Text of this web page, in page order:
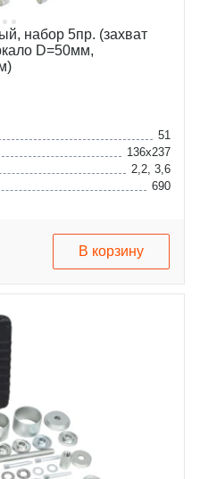
набор 5пр. (захват
D=50мм,
51
136х237
2,2, 3,6
690
В корзину